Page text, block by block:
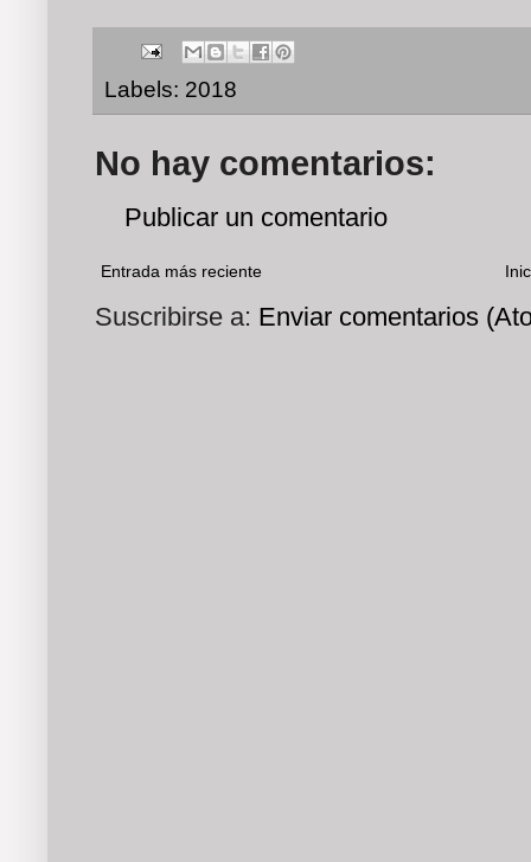
Labels: 2018
No hay comentarios:
Publicar un comentario
Entrada más reciente
Suscribirse a: Enviar comentarios